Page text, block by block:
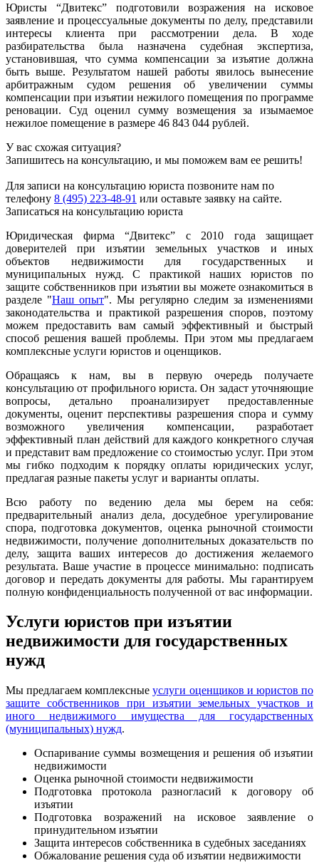
Юристы “Двитекс” подготовили возражения на исковое
заявление и процессуальные документы по делу, представили
интересы клиента при рассмотрении дела. В ходе
разбирательства была назначена судебная экспертиза,
установившая, что сумма компенсации за изъятие должна
быть выше. Результатом нашей работы явилось вынесение
арбитражным судом решения об увеличении суммы
компенсации при изъятии нежилого помещения по программе
реновации. Суд оценил сумму возмещения за изымаемое
нежилое помещение в размере 46 843 044 рублей.
У вас схожая ситуация?
Запишитесь на консультацию, и мы поможем вам ее решить!
Для записи на консультацию юриста позвоните нам по
телефону 8 (495) 223-48-91 или оставьте заявку на сайте.
Записаться на консультацию юриста
Юридическая фирма “Двитекс” с 2010 года защищает
доверителей при изъятии земельных участков и иных
объектов недвижимости для государственных и
муниципальных нужд. С практикой наших юристов по
защите собственников при изъятии вы можете ознакомиться в
разделе "Наш опыт". Мы регулярно следим за изменениями
законодательства и практикой разрешения споров, поэтому
можем предоставить вам самый эффективный и быстрый
способ решения вашей проблемы. При этом мы предлагаем
комплексные услуги юристов и оценщиков.
Обращаясь к нам, вы в первую очередь получаете
консультацию от профильного юриста. Он задаст уточняющие
вопросы, детально проанализирует предоставленные
документы, оценит перспективы разрешения спора и сумму
возможного увеличения компенсации, разработает
эффективный план действий для каждого конкретного случая
и представит вам предложение со стоимостью услуг. При этом
мы гибко подходим к порядку оплаты юридических услуг,
предлагая разные пакеты услуг и варианты оплаты.
Всю работу по ведению дела мы берем на себя:
предварительный анализ дела, досудебное урегулирование
спора, подготовка документов, оценка рыночной стоимости
недвижимости, получение дополнительных доказательств по
делу, защита ваших интересов до достижения желаемого
результата. Ваше участие в процессе минимально: подписать
договор и передать документы для работы. Мы гарантируем
полную конфиденциальность полученной от вас информации.
Услуги юристов при изъятии
недвижимости для государственных
нужд
Мы предлагаем комплексныеуслуги оценщиков и юристов по
защите собственников при изъятии земельных участков и
иного недвижимого имущества для государственных
(муниципальных) нужд.
Оспаривание суммы возмещения и решения об изъятии
недвижимости
Оценка рыночной стоимости недвижимости
Подготовка протокола разногласий к договору об
изъятии
Подготовка возражений на исковое заявление о
принудительном изъятии
Защита интересов собственника в судебных заседаниях
Обжалование решения суда об изъятии недвижимости